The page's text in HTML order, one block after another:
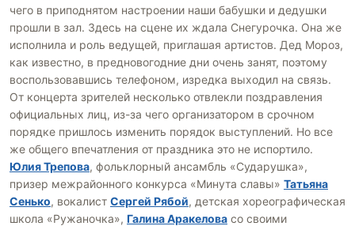
чего в приподнятом настроении наши бабушки и дедушки
прошли в зал. Здесь на сцене их ждала Снегурочка. Она же
исполнила и роль ведущей, приглашая артистов. Дед Мороз,
как известно, в предновогодние дни очень занят, поэтому
воспользовавшись телефоном, изредка выходил на связь.
От концерта зрителей несколько отвлекли поздравления
официальных лиц, из-за чего организатором в срочном
порядке пришлось изменить порядок выступлений. Но все
же общего впечатления от праздника это не испортило.
Юлия Трепова, фольклорный ансамбль «Сударушка»,
призер межрайонного конкурса «Минута славы» Татьяна
Сенько, вокалист Сергей Рябой, детская хореографическая
школа «Ружаночка», Галина Аракелова со своими